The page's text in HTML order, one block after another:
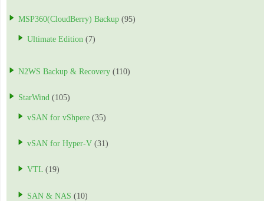
MSP360(CloudBerry) Backup (95)
Ultimate Edition (7)
N2WS Backup & Recovery (110)
StarWind (105)
vSAN for vShpere (35)
vSAN for Hyper-V (31)
VTL (19)
SAN & NAS (10)